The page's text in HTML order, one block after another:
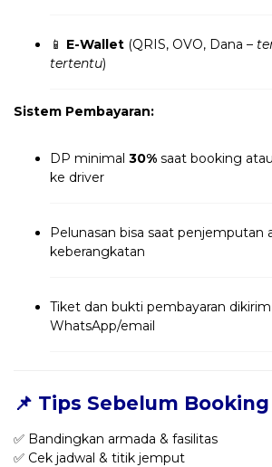
📱 E-Wallet (QRIS, OVO, Dana –
tertentu)
Sistem Pembayaran:
DP minimal 30% saat booking
ke driver
Pelunasan bisa saat penjemputan
keberangkatan
Tiket dan bukti pembayaran dikirim
WhatsApp/email
📌 Tips Sebelum Booking
✅ Bandingkan armada & fasilitas
✅ Cek jadwal & titik jemput